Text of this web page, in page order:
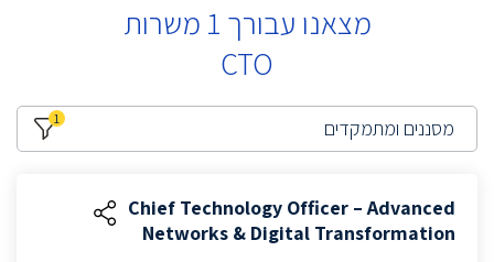
מצאנו עבורך 1 משרות
CTO
מסננים ומתמקדים 1
Chief Technology Officer – Advanced
Networks & Digital Transformation